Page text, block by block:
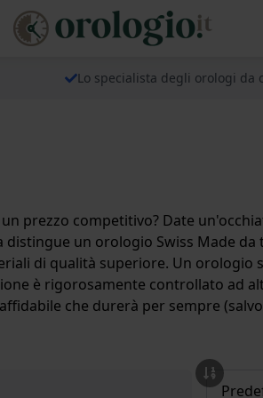
Lo specialista degli orologi da
prezzo competitivo? Date
un orologio Swiss Made
di qualità superiore. Un orologio
è rigorosamente controllato ad
che durerà per sempre